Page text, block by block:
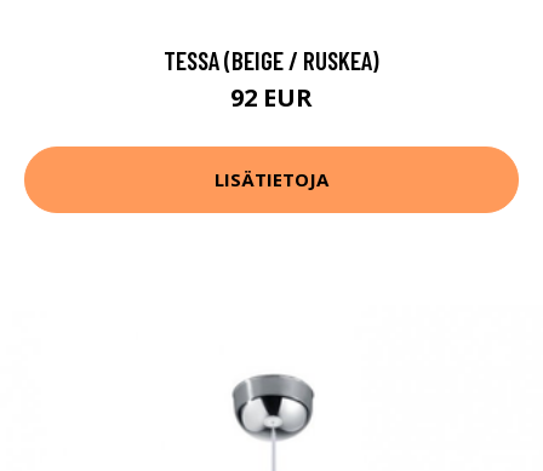
TESSA (BEIGE / RUSKEA)
92 EUR
LISÄTIETOJA